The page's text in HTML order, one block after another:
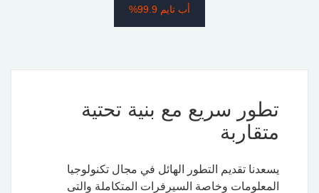
أب تايم 99.9%
تطور سريع مع بنية تحتية
متقاربة
يسعدنا تقديم التطور الهائل في مجال تكنولوجيا
المعلومات وخاصة السيرفرات المتكاملة والتى